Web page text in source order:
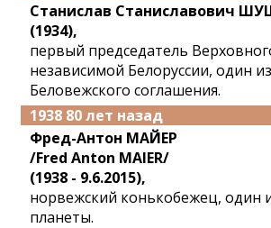
Станислав Станиславович
(1934),
первый председатель
независимой Белоруссии, один
Беловежского соглашения.
1938 80 лет назад
Фред-Антон МАЙЕР
/Fred Anton MAIER/
(1938 - 9.6.2015),
норвежский конькобежец, один
планеты.